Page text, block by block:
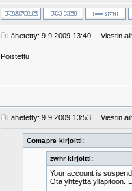
Lähetetty: 9.9.2009 13:40 Viestin
Poistettu
Lähetetty: 9.9.2009 13:53 Viestin
Comapre kirjoitti:
zwhr kirjoitti:
Your account is
Ota yhteyttä ylläpitoon.